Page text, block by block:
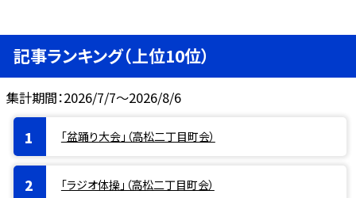
記事ランキング（上位10位）
集計期間：2026/7/7～2026/8/6
「盆踊り大会」（高松二丁目町会）
「ラジオ体操」（高松二丁目町会）